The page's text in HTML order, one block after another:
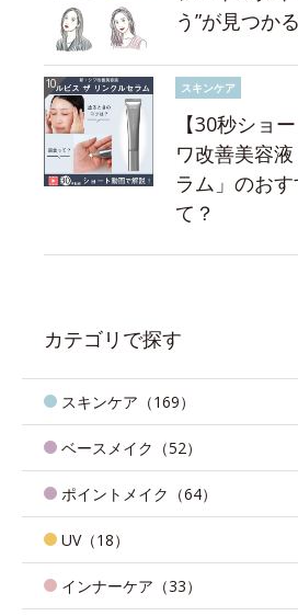
う”が見つか
スキンケア
【30秒ショ
ワ改善美容
ラム」のお
て？
カテゴリで探す
スキンケア（169）
ベースメイク（52）
ポイントメイク（64）
UV（18）
インナーケア（33）